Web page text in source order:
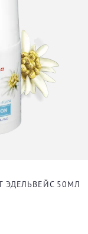
50МЛ